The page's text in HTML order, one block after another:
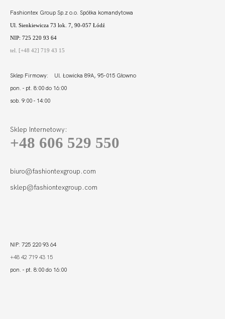
BEACH TANKINI
Fashiontex Group Sp.z o.o. Spółka komandytowa
Ul. Sienkiewicza 73 lok. 7, 90-057 Łódź
NIP: 725 220 93 64
tel. [+48 42] 719 43 15
Sklep Firmowy: Ul. Łowicka 89A, 95-015 Głowno
pon. - pt. 8:00 do 16:00
sob. 9:00 - 14:00
Sklep Internetowy:
+48 606 529 550
biuro@fashiontexgroup.com
sklep@fashiontexgroup.com
NIP: 725 220 93 64
+48 42 719 43 15
pon. - pt. 8:00 do 16:00